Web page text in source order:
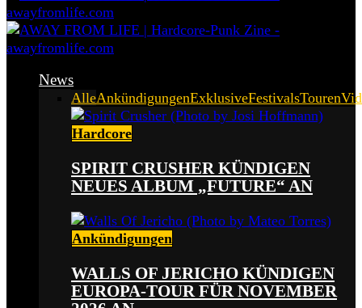
News
AlleAnkündigungenExklusiveFestivalsTouren
Hardcore
SPIRIT CRUSHER KÜNDIGEN
NEUES ALBUM „FUTURE“ AN
Ankündigungen
WALLS OF JERICHO KÜNDIGEN
EUROPA-TOUR FÜR NOVEMBER